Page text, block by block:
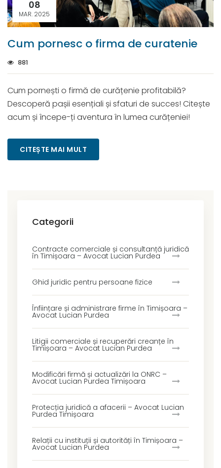
08
MAR. 2025
Cum pornesc o firma de curatenie
881
Cum pornești o firmă de curățenie profitabilă?
Descoperă pașii esențiali și sfaturi de succes! Citește
acum și începe-ți aventura în lumea curățeniei!
CITEȘTE MAI MULT
Categorii
Contracte comerciale și consultanță juridică
în Timișoara – Avocat Lucian Purdea
Ghid juridic pentru persoane fizice
Înființare și administrare firme în Timișoara –
Avocat Lucian Purdea
Litigii comerciale și recuperări creanțe în
Timișoara – Avocat Lucian Purdea
Modificări firmă și actualizări la ONRC –
Avocat Lucian Purdea Timișoara
Protecția juridică a afacerii – Avocat Lucian
Purdea Timișoara
Relații cu instituții și autorități în Timișoara –
Avocat Lucian Purdea